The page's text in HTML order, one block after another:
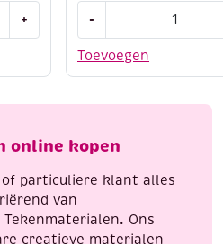
+
Toevoegen
-
Kraskaart,
paarden
online kopen
particuliere klant alles
van
Ons
creatieve materialen